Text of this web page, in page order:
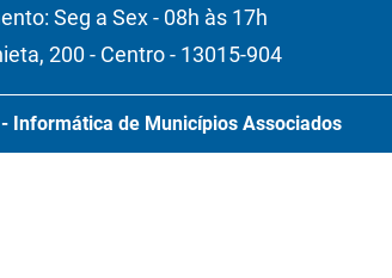
Seg a Sex - 08h às 17h
200 - Centro - 13015-904
- Informática de Municípios Associados